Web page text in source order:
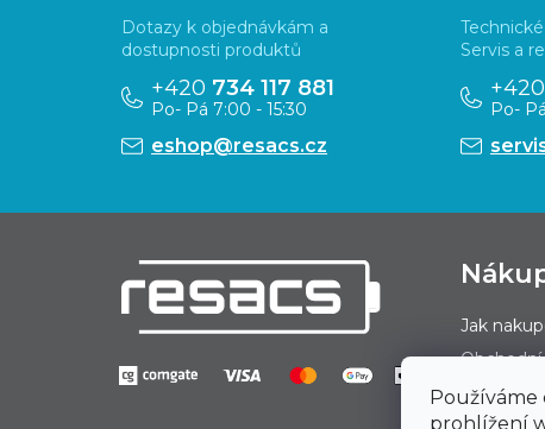
Používáme
prohlížení
Dotazy k objednávkám a
dostupnosti produktů
+420 734 117 881
Po- Pá 7:00 - 15:30
eshop@resacs.cz
Servis a
+420
Po-
Jak